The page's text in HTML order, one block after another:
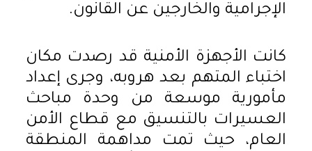
الإجرامية والخارجين عن القانون.
كانت الأجهزة الأمنية قد رصدت مكان
اختباء المتهم بعد هروبه، وجرى إعداد
مأمورية موسعة من وحدة مباحث
العسيرات بالتنسيق مع قطاع الأمن
العام، حيث تمت مداهمة المنطقة